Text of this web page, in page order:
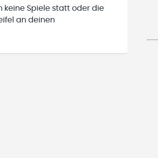
keine Spiele statt oder die
an deinen